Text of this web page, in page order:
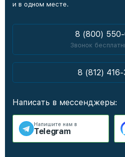
и в одном месте.
8 (800)
Звонок
8 (812)
Написать в мессенджеры:
Напишите нам в
Telegram